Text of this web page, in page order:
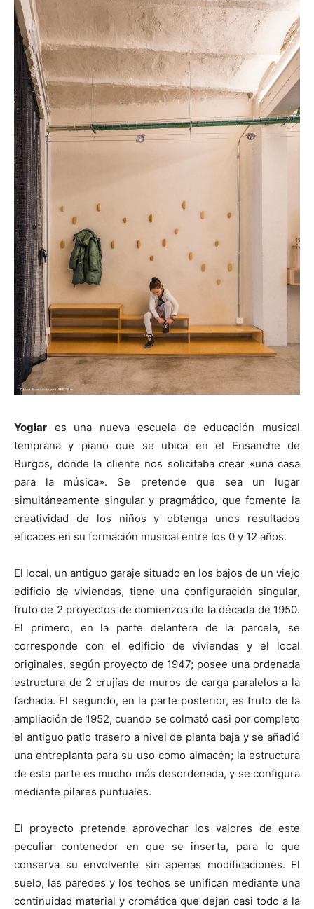
Yoglar es una nueva escuela de educación musical
temprana y piano que se ubica en el Ensanche de
Burgos, donde la cliente nos solicitaba crear «una casa
para la música». Se pretende que sea un lugar
simultáneamente singular y pragmático, que fomente la
creatividad de los niños y obtenga unos resultados
eficaces en su formación musical entre los 0 y 12 años.
El local, un antiguo garaje situado en los bajos de un viejo
edificio de viviendas, tiene una configuración singular,
fruto de 2 proyectos de comienzos de la década de 1950.
El primero, en la parte delantera de la parcela, se
corresponde con el edificio de viviendas y el local
originales, según proyecto de 1947; posee una ordenada
estructura de 2 crujías de muros de carga paralelos a la
fachada. El segundo, en la parte posterior, es fruto de la
ampliación de 1952, cuando se colmató casi por completo
el antiguo patio trasero a nivel de planta baja y se añadió
una entreplanta para su uso como almacén; la estructura
de esta parte es mucho más desordenada, y se configura
mediante pilares puntuales.
El proyecto pretende aprovechar los valores de este
peculiar contenedor en que se inserta, para lo que
conserva su envolvente sin apenas modificaciones. El
suelo, las paredes y los techos se unifican mediante una
continuidad material y cromática que dejan casi todo a la